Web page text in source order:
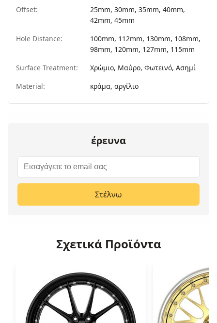
Offset:
25mm, 30mm, 35mm, 40mm,
42mm, 45mm
Hole Distance:
100mm, 112mm, 130mm, 108mm,
98mm, 120mm, 127mm, 115mm
Surface Treatment:
Χρώμιο, Μαύρο, Φωτεινό, Ασημί
Material:
κράμα, αργίλιο
έρευνα
Στέλνω
Σχετικά Προϊόντα